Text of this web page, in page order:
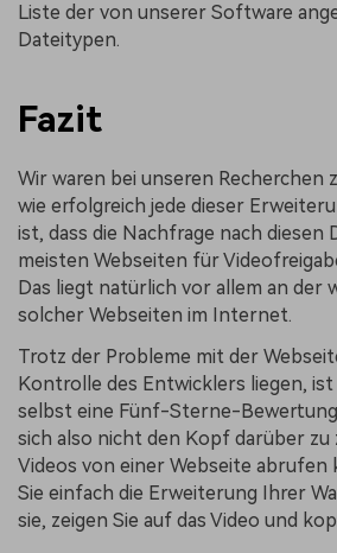
Liste der von unserer Software
Dateitypen.
Fazit
Wir waren bei unseren Recherchen
wie erfolgreich jede dieser
ist, dass die Nachfrage nach diesen
meisten Webseiten für
Das liegt natürlich vor allem an der
solcher Webseiten im Internet.
Trotz der Probleme mit der
Kontrolle des Entwicklers liegen,
selbst eine Fünf-Sterne-
sich also nicht den Kopf darüber zu
Videos von einer Webseite abrufen
Sie einfach die Erweiterung Ihrer
sie, zeigen Sie auf das Video und